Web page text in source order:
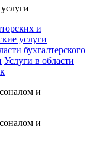
и
услуги
бухгалтерского
Услуги в области
и
и